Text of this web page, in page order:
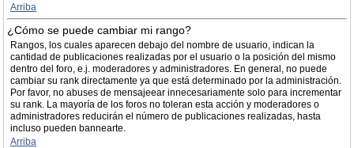
Arriba
¿Cómo se puede cambiar mi rango?
Rangos, los cuales aparecen debajo del nombre de usuario, indican la
cantidad de publicaciones realizadas por el usuario o la posición del mismo
dentro del foro, e.j. moderadores y administradores. En general, no puede
cambiar su rank directamente ya que está determinado por la administración.
Por favor, no abuses de mensajeear innecesariamente solo para incrementar
su rank. La mayoría de los foros no toleran esta acción y moderadores o
administradores reducirán el número de publicaciones realizadas, hasta
incluso pueden bannearte.
Arriba